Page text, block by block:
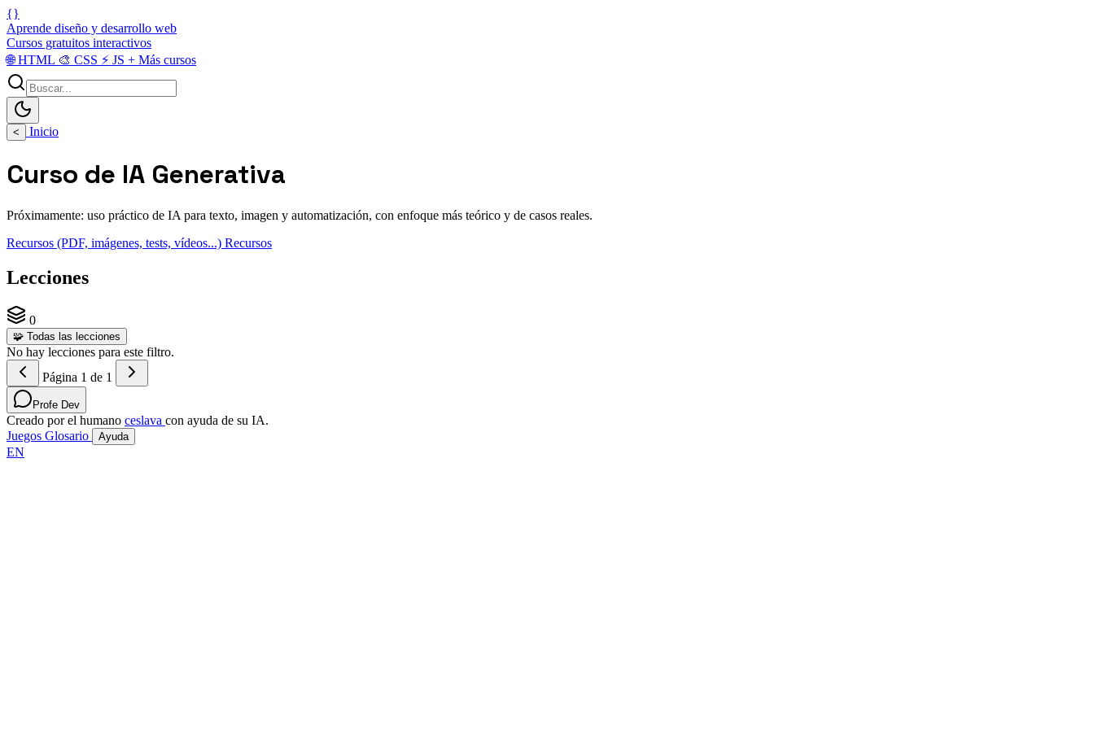
{}
Aprende diseño y desarrollo web
Cursos gratuitos interactivos
🌐HTML 🎨 CSS ⚡ JS + Más cursos
< Inicio
Curso de IA Generativa
Próximamente: uso práctico de IA para texto, imagen y automatización, con enfoque más teórico y de casos reales.
Recursos (PDF, imágenes, tests, vídeos...) Recursos
Lecciones
0
🧩 Todas las lecciones
No hay lecciones para este filtro.
Página 1 de 1
Profe Dev
Creado por el humano ceslava con ayuda de su IA.
Juegos Glosario Ayuda
EN